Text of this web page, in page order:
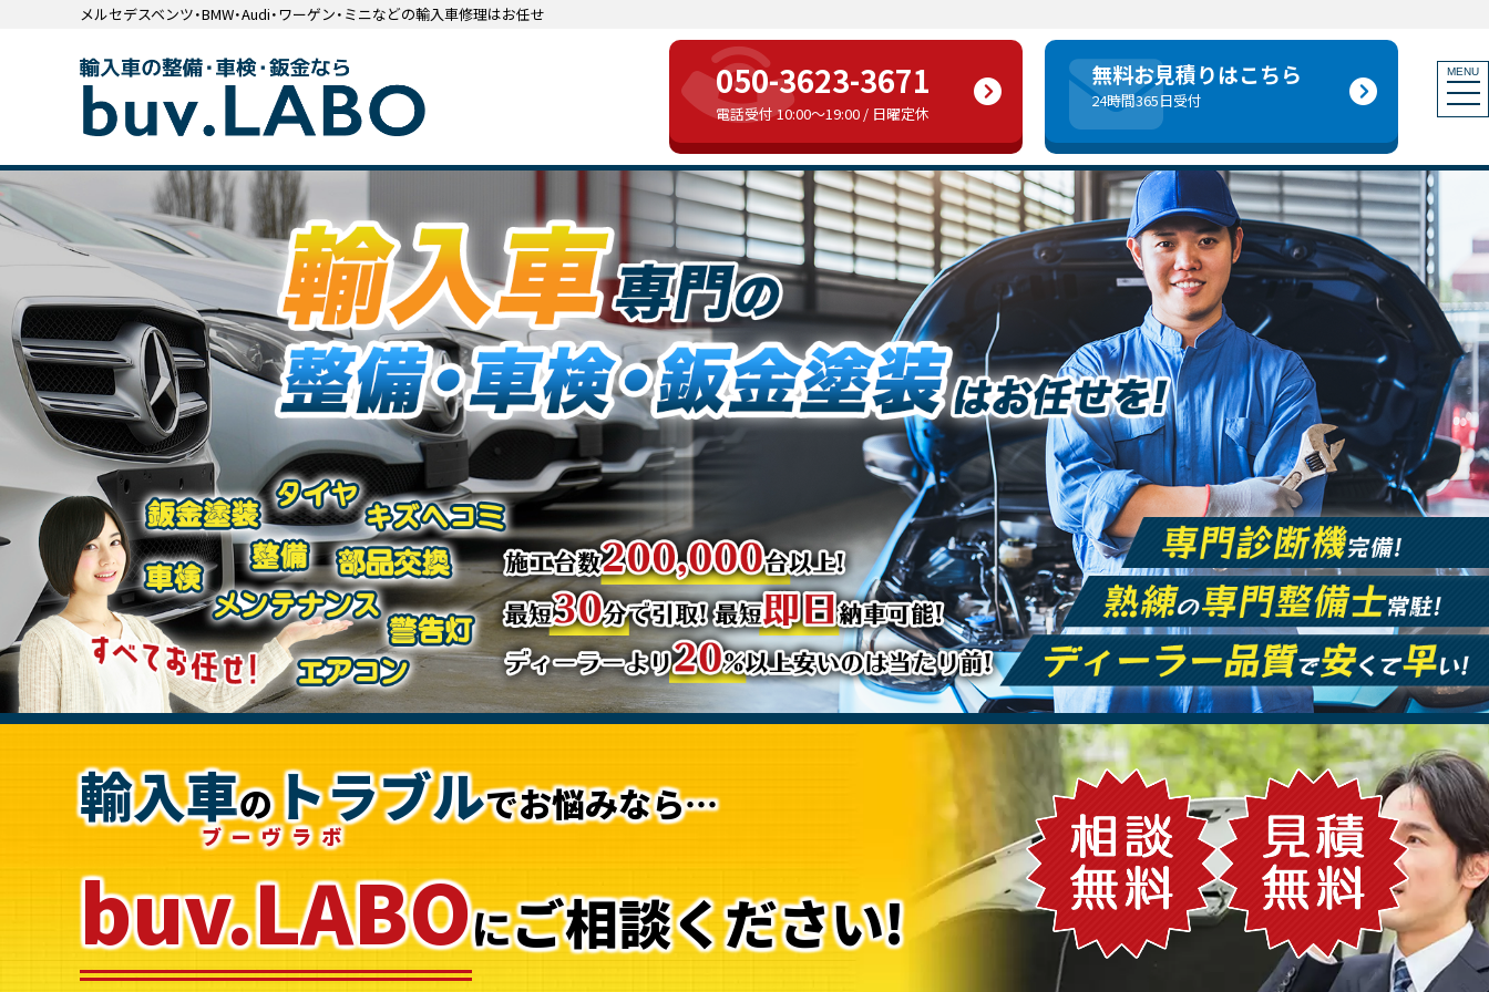
メルセデスベンツ・BMW・Audi・ワーゲン・ミニなどの輸入車修理はお任せ
050-3623-3671
電話受付 10:00～19:00 / 日曜定休
無料お見積りはこちら
24時間365日受付
MENU
輸入車のトラブルでお悩みなら…
buv.LABO
ブーヴラボ
にご相談ください!